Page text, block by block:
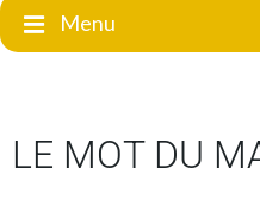
Menu
LE MOT DU